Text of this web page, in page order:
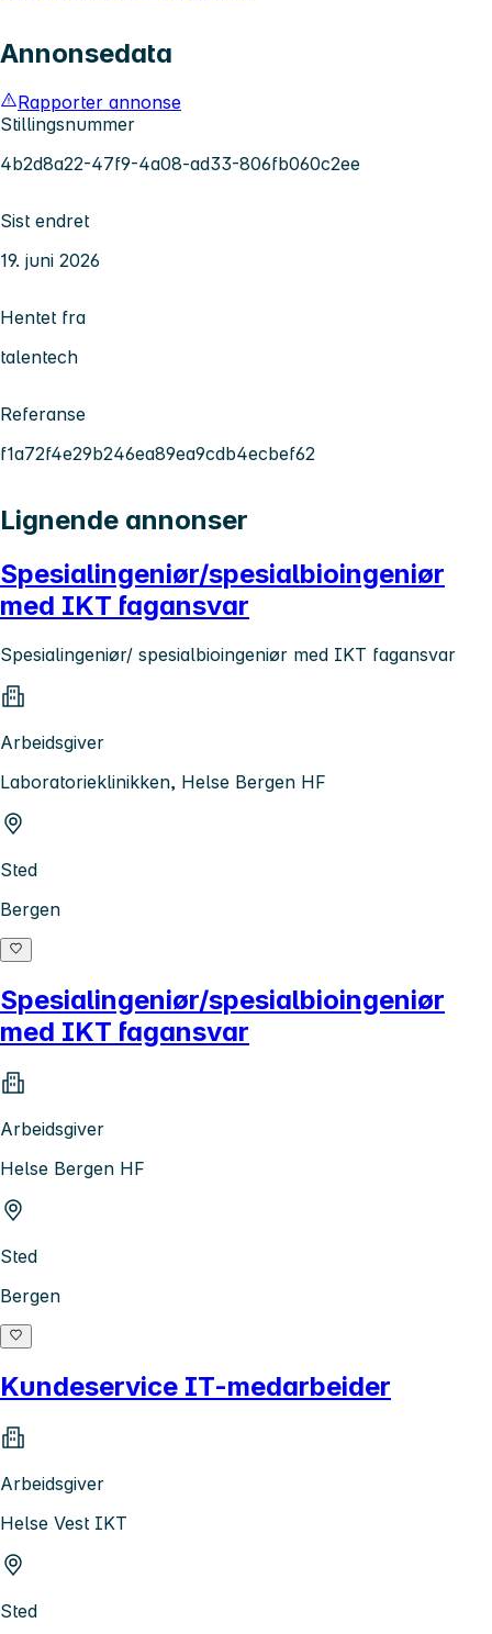
Annonsedata
Rapporter annonse
Stillingsnummer
4b2d8a22-47f9-4a08-ad33-806fb060c2ee
Sist endret
19. juni 2026
Hentet fra
talentech
Referanse
f1a72f4e29b246ea89ea9cdb4ecbef62
Lignende annonser
Spesialingeniør/spesialbioingeniør
med IKT fagansvar
Spesialingeniør/ spesialbioingeniør med IKT fagansvar
Arbeidsgiver
Laboratorieklinikken, Helse Bergen HF
Sted
Bergen
Spesialingeniør/spesialbioingeniør
med IKT fagansvar
Arbeidsgiver
Helse Bergen HF
Sted
Bergen
Kundeservice IT-medarbeider
Arbeidsgiver
Helse Vest IKT
Sted